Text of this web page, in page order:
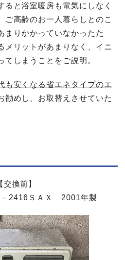
ると浴室暖房も電気にしなく
ご高齢のお一人暮らしとのこ
まりかかっていなかったた
メリットがあまりなく、イニ
てしまうことをご説明。
も安くなる省エネタイプのエ
勧めし、お取替えさせていた
【交換前】
2416ＳＡＸ 2001年製